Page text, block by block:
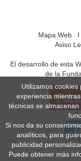
Mapa WebI
Aviso
El desarrollo de esta
de la
Utilizamos
experiencia
técnicas se
Si nos da su
analíticos, para
publicidad
Puede obtener más